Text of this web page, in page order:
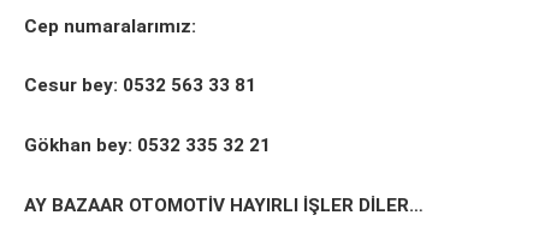
Cep numaralarımız:
Cesur bey: 0532 563 33 81
Gökhan bey: 0532 335 32 21
AY BAZAAR OTOMOTİV HAYIRLI İŞLER DİLER…